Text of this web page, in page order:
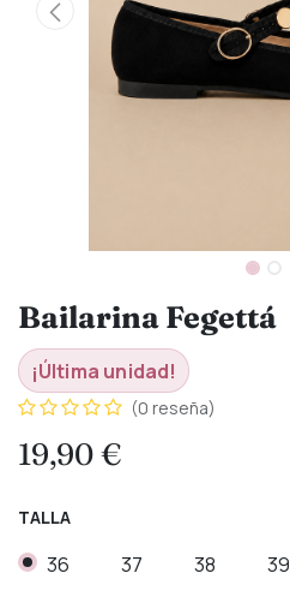
Bailarina Fegettá
¡Última unidad!
(0 reseña)
19,90€
TALLA
36 37 38 39